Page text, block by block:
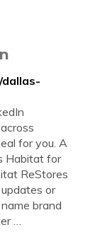
for you. A
Habitat for
ReStores
or
brand
…